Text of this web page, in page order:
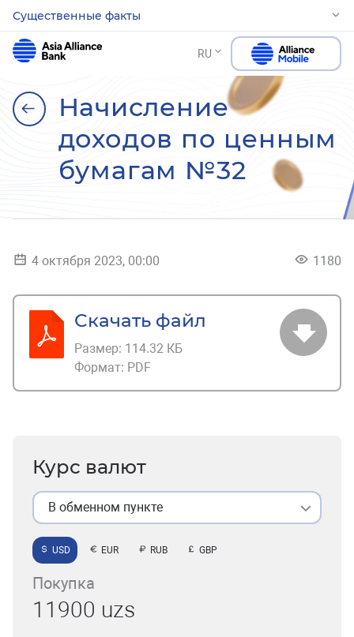
Существенные факты
RU
Начисление
доходов по ценным
бумагам №32
4 октября 2023, 00:00 1180
Скачать файл
Размер: 114.32 КБ
Формат: PDF
Курс валют
В обменном пункте
USD EUR RUB GBP
Покупка
11900 uzs